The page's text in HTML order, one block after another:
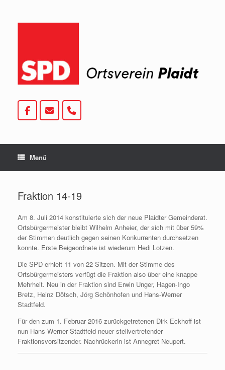
springen
Menü
Fraktion 14-19
Am 8. Juli 2014 konstituierte sich der neue Plaidter Gemeinderat.
Ortsbürgermeister bleibt Wilhelm Anheier, der sich mit über 59%
der Stimmen deutlich gegen seinen Konkurrenten durchsetzen
konnte. Erste Beigeordnete ist wiederum Hedi Lotzen.
Die SPD erhielt 11 von 22 Sitzen. Mit der Stimme des
Ortsbürgermeisters verfügt die Fraktion also über eine knappe
Mehrheit. Neu in der Fraktion sind Erwin Unger, Hagen-Ingo
Bretz, Heinz Dötsch, Jörg Schönhofen und Hans-Werner
Stadtfeld.
Für den zum 1. Februar 2016 zurückgetretenen Dirk Eckhoff ist
nun Hans-Werner Stadtfeld neuer stellvertretender
Fraktionsvorsitzender. Nachrückerin ist Annegret Neupert.